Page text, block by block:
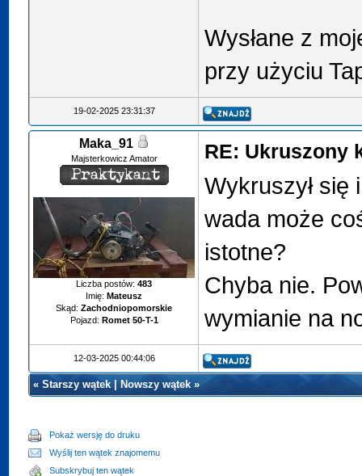
Wysłane z
przy użyciu
19-02-2025 23:31:37
Maka_91
Majsterkowicz Amator
Liczba postów:483
Imię: Mateusz
Skąd: Zachodniopomorskie
Pojazd: Romet 50-T-1
RE: Ukruszony
Wykruszył się
wada może
istotne?
Chyba nie.
wymianie na
12-03-2025 00:44:06
«Starszy wątek |Nowszy wątek »
Pokaż wersję do druku
Wyślij ten wątek znajomemu
Subskrybuj ten wątek